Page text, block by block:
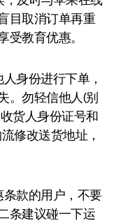
目取消订单再重
教育优惠。
身份进行下单，
。勿轻信他人(别
货人身份证号和
修改送货地址，
款的用户，不要
条建议碰一下运